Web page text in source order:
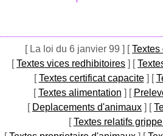
[ La loi du 6 janvier 99 ] [Textes
[Textes vices redhibitoires ] [
[Textes certificat capacite] [
[Textes alimentation ] [
[ Deplacements d'animaux ] [
[Textes relatifs